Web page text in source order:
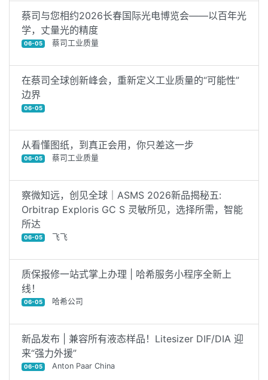
蔡司与您相约2026长春国际光电博览会——以百年光
学，丈量光的精度
06-05 蔡司工业质量
在蔡司全球创新峰会，重新定义工业质量的“可能性”
边界
06-05
从看懂图纸，到真正会用，你只差这一步
06-05 蔡司工业质量
察微知远，创见全球｜ASMS 2026新品揭秘五:
Orbitrap Exploris GC S 灵敏所见，选择所需，智能
所达
06-05 飞飞
质保报修一站式掌上办理 | 哈希服务小程序全新上
线！
06-05 哈希公司
新品发布 | 兼容所有液态样品！Litesizer DIF/DIA 迎
来“强力外援”
06-05 Anton Paar China